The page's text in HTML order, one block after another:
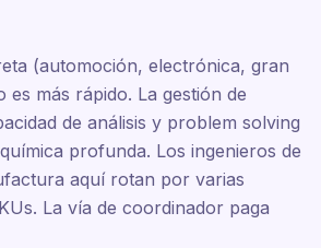
(automoción, electrónica, gran
es más rápido. La gestión de
de análisis y problem solving
profunda. Los ingenieros de
aquí rotan por varias
La vía de coordinador paga